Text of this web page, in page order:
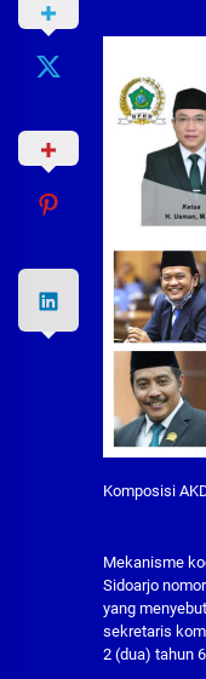
Komposisi
Mekanisme
Sidoarjo
yang
sekretaris
2 (dua) tahun